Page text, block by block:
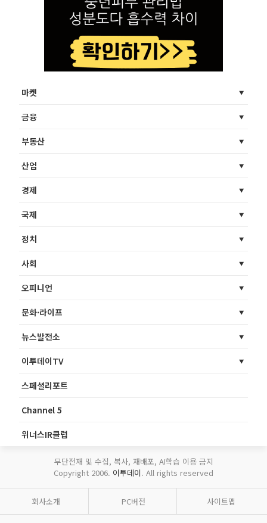
마켓
금융
부동산
산업
경제
국제
정치
사회
오피니언
문화·라이프
뉴스발전소
이투데이TV
스페셜리포트
Channel 5
위너스IR클럽
무단전재 및 수집, 복사, 재배포, AI학습 이용 금지
Copyright 2006. 이투데이. All rights reserved
회사소개 PC버전 사이트맵